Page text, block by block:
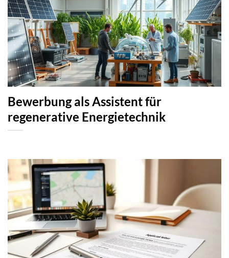
Bewerbung als Assistent für
regenerative Energietechnik